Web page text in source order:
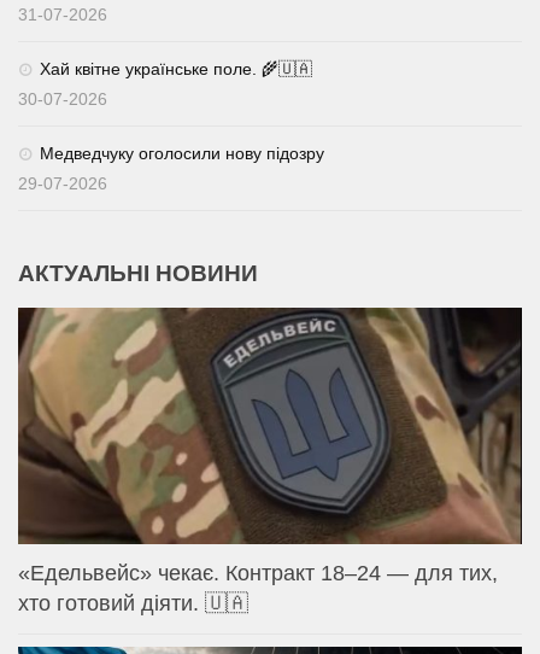
31-07-2026
Хай квітне українське поле. 🌾🇺🇦
30-07-2026
Медведчуку оголосили нову підозру
29-07-2026
АКТУАЛЬНІ НОВИНИ
«Едельвейс» чекає. Контракт 18–24 — для тих,
хто готовий діяти. 🇺🇦